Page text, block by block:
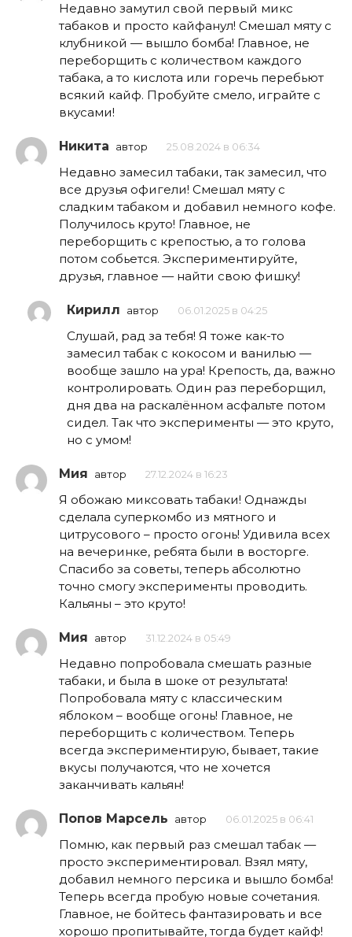
Недавно замутил свой первый микс
табаков и просто кайфанул! Смешал мяту с
клубникой — вышло бомба! Главное, не
переборщить с количеством каждого
табака, а то кислота или горечь перебьют
всякий кайф. Пробуйте смело, играйте с
вкусами!
Никита автор 25.08.2024 в 06:34
Недавно замесил табаки, так замесил, что
все друзья офигели! Смешал мяту с
сладким табаком и добавил немного кофе.
Получилось круто! Главное, не
переборщить с крепостью, а то голова
потом собьется. Экспериментируйте,
друзья, главное — найти свою фишку!
Кирилл автор 06.01.2025 в 04:25
Слушай, рад за тебя! Я тоже как-то
замесил табак с кокосом и ванилью —
вообще зашло на ура! Крепость, да, важно
контролировать. Один раз переборщил,
дня два на раскалённом асфальте потом
сидел. Так что эксперименты — это круто,
но с умом!
Мия автор 27.12.2024 в 16:23
Я обожаю миксовать табаки! Однажды
сделала суперкомбо из мятного и
цитрусового – просто огонь! Удивила всех
на вечеринке, ребята были в восторге.
Спасибо за советы, теперь абсолютно
точно смогу эксперименты проводить.
Кальяны – это круто!
Мия автор 31.12.2024 в 05:49
Недавно попробовала смешать разные
табаки, и была в шоке от результата!
Попробовала мяту с классическим
яблоком – вообще огонь! Главное, не
переборщить с количеством. Теперь
всегда экспериментирую, бывает, такие
вкусы получаются, что не хочется
заканчивать кальян!
Попов Марсель автор 06.01.2025 в 06:41
Помню, как первый раз смешал табак —
просто экспериментировал. Взял мяту,
добавил немного персика и вышло бомба!
Теперь всегда пробую новые сочетания.
Главное, не бойтесь фантазировать и все
хорошо пропитывайте, тогда будет кайф!